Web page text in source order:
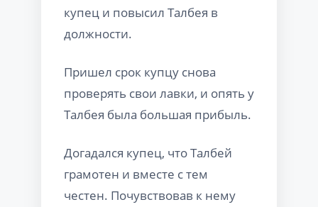
купец и повысил Талбея в
должности.
Пришел срок купцу снова
проверять свои лавки, и опять у
Талбея была большая прибыль.
Догадался купец, что Талбей
грамотен и вместе с тем
честен. Почувствовав к нему